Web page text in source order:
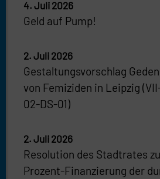
Geld auf Pump!
4. Juli 2026
Gestaltungsvorschlag
von Femiziden in Leipzig
02-DS-01)
2. Juli 2026
Resolution des Stadtrates
Prozent-Finanzierung der
2. Juli 2026